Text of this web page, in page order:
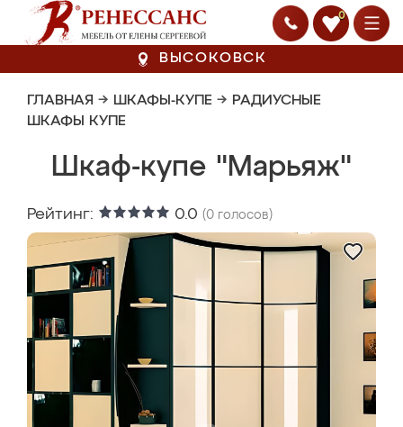
0
ВЫСОКОВСК
ГЛАВНАЯ → ШКАФЫ-КУПЕ → РАДИУСНЫЕ
ШКАФЫ КУПЕ
Шкаф-купе "Марьяж"
Рейтинг: 0.0 (0 голосов)